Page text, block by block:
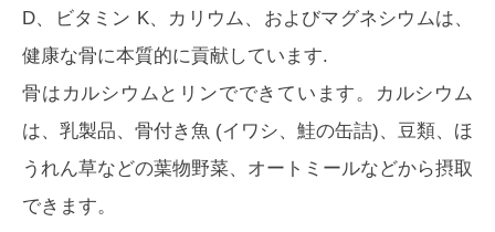
D、ビタミン K、カリウム、およびマグネシウムは、
健康な骨に本質的に貢献しています.
骨はカルシウムとリンでできています。カルシウム
は、乳製品、骨付き魚 (イワシ、鮭の缶詰)、豆類、ほ
うれん草などの葉物野菜、オートミールなどから摂取
できます。